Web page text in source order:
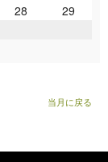
28
29
当月に戻る